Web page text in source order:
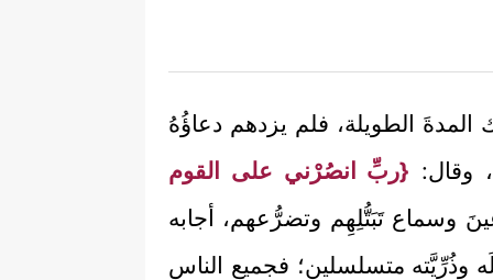
المدةَ الطويلة، فلم يزدهم دعاؤُهُ
وقال: {ربِّ انصُرْني على القوم
وسماع تَبَتُّلِهِم وتضرُّعهم، أجابه
وذُرِّيَّته متسلسلين؛ فجميع الناس